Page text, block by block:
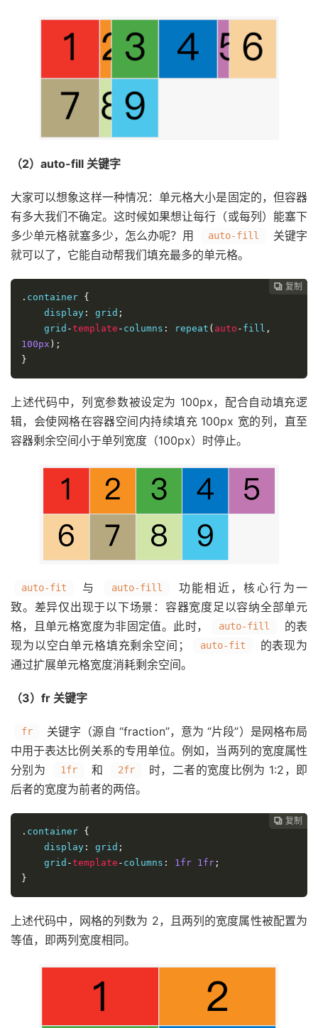
（2）auto-fill 关键字
大家可以想象这样一种情况：单元格大小是固定的，但容器
有多大我们不确定。这时候如果想让每行（或每列）能塞下
多少单元格就塞多少，怎么办呢？用
auto-fill
关键字
就可以了，它能自动帮我们填充最多的单元格。
 复制
 复制
 复制
 复制
 复制
 复制
 复制
 复制
 复制
 复制
 复制
 复制
 复制
 复制
 复制
 复制
 复制
 复制
 复制
 复制
 复制
 复制
 复制
 复制
 复制
 复制
 复制
 复制
 复制
 复制
 复制
 复制
 复制
 复制
 复制
 复制
. container {
    display
: grid ;
grid -template - columns : repeat ( auto - fill ,
100px );
}
上述代码中，列宽参数被设定为 100px，配合自动填充逻
辑，会使网格在容器空间内持续填充 100px 宽的列，直至
容器剩余空间小于单列宽度（100px）时停止。
auto-fit 与 auto-fill
功能相近，核心行为一
致。差异仅出现于以下场景：容器宽度足以容纳全部单元
格，且单元格宽度为非固定值。此时，
auto-fill
的表
现为以空白单元格填充剩余空间；
auto-fit
的表现为
通过扩展单元格宽度消耗剩余空间。
（3）fr 关键字
fr
关键字（源自 “fraction”，意为 “片段”）是网格布局
中用于表达比例关系的专用单位。例如，当两列的宽度属性
分别为
1fr 和 2fr
时，二者的宽度比例为 1:2，即
后者的宽度为前者的两倍。
 复制
 复制
 复制
 复制
 复制
 复制
 复制
 复制
 复制
 复制
 复制
 复制
 复制
 复制
 复制
 复制
 复制
 复制
 复制
 复制
 复制
 复制
 复制
 复制
 复制
 复制
 复制
 复制
 复制
 复制
 复制
 复制
 复制
 复制
 复制
. container {
    display
: grid ;
grid -template - columns : 1fr 1fr ;
}
上述代码中，网格的列数为 2，且两列的宽度属性被配置为
等值，即两列宽度相同。